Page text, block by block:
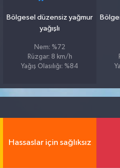
Bölgesel düzensiz yağmur
yağışlı
Nem: %72
Rüzgar: 8 km/h
Yağış Olasılığı: %84
Hassaslar için sağlıksız